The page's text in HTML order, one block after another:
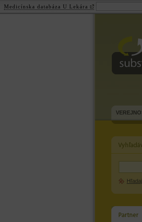
Hľadaj
Medicínska databáza U Lekára